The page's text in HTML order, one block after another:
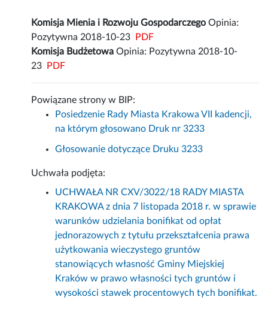
Komisja Mienia i Rozwoju Gospodarczego Opinia:
Pozytywna 2018-10-23
PDF
Komisja Budżetowa Opinia: Pozytywna 2018-10-
23
PDF
Powiązane strony w BIP:
Posiedzenie Rady Miasta Krakowa VII kadencji,
na którym głosowano Druk nr 3233
Głosowanie dotyczące Druku 3233
Uchwała podjęta:
UCHWAŁA NR CXV/3022/18 RADY MIASTA
KRAKOWA z dnia 7 listopada 2018 r. w sprawie
warunków udzielania bonifikat od opłat
jednorazowych z tytułu przekształcenia prawa
użytkowania wieczystego gruntów
stanowiących własność Gminy Miejskiej
Kraków w prawo własności tych gruntów i
wysokości stawek procentowych tych bonifikat.